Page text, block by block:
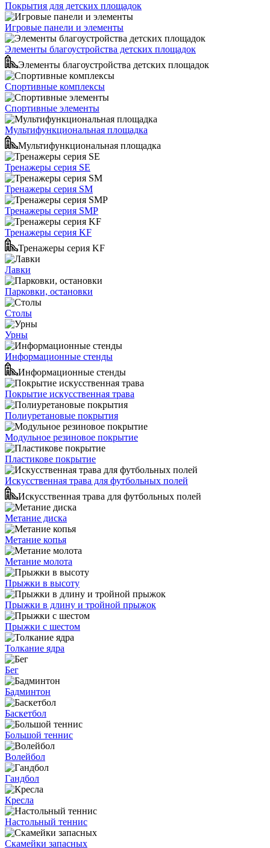
Покрытия для детских площадок
Игровые панели и элементы
Элементы благоустройства детских площадок
Элементы благоустройства детских площадок
Спортивные комплексы
Спортивные элементы
Мультифункциональная площадка
Мультифункциональная площадка
Тренажеры серия SE
Тренажеры серия SM
Тренажеры серия SMP
Тренажеры серия KF
Тренажеры серия KF
Лавки
Парковки, остановки
Столы
Урны
Информационные стенды
Информационные стенды
Покрытие искусственная трава
Полиуретановые покрытия
Модульное резиновое покрытие
Пластикове покрытие
Искусственная трава для футбольных полей
Искусственная трава для футбольных полей
Метание диска
Метание копья
Метание молота
Прыжки в высоту
Прыжки в длину и тройной прыжок
Прыжки с шестом
Толкание ядра
Бег
Бадминтон
Баскетбол
Большой теннис
Волейбол
Гандбол
Кресла
Настольный теннис
Скамейки запасных